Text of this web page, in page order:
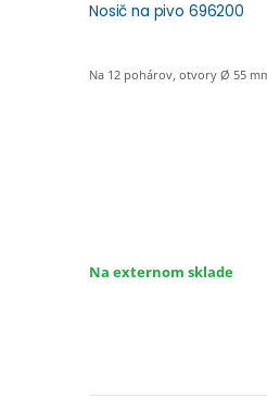
Nosič na pivo 696200
Na 12 pohárov, otvory Ø 55
Na externom sklade